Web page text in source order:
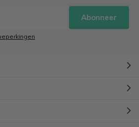
Abonneer